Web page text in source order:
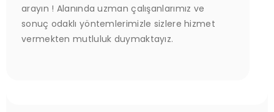
arayın ! Alanında uzman çalışanlarımız ve
sonuç odaklı yöntemlerimizle sizlere hizmet
vermekten mutluluk duymaktayız.